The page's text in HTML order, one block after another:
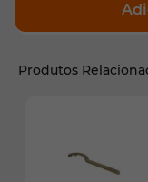
Produtos